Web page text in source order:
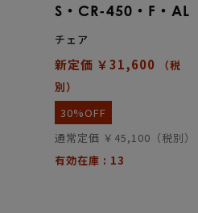
S・CR-450・F・AL
チェア
新定価 ￥31,600
（税
別）
30%OFF
通常定価 ￥45,100（税別）
有効在庫 : 13